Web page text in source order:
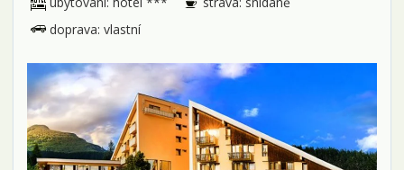
doprava: vlastní